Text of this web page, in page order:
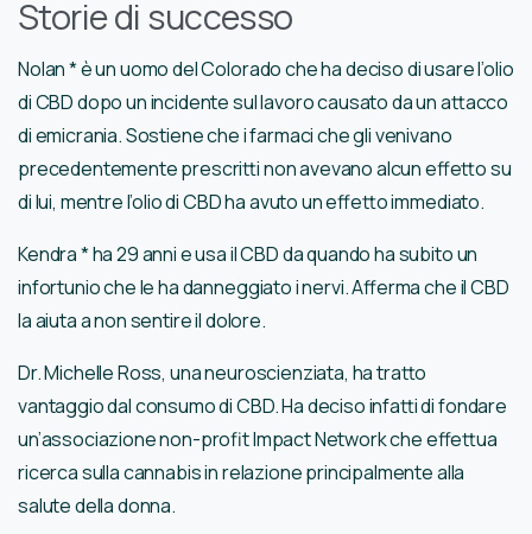
Storie di successo
Nolan * è un uomo del Colorado che ha deciso di usare l’olio
di CBD dopo un incidente sul lavoro causato da un attacco
di emicrania. Sostiene che i farmaci che gli venivano
precedentemente prescritti non avevano alcun effetto su
di lui, mentre l’olio di CBD ha avuto un effetto immediato.
Kendra * ha 29 anni e usa il CBD da quando ha subito un
infortunio che le ha danneggiato i nervi. Afferma che il CBD
la aiuta a non sentire il dolore.
Dr. Michelle Ross, una neuroscienziata, ha tratto
vantaggio dal consumo di CBD. Ha deciso infatti di fondare
un’associazione non-profit Impact Network che effettua
ricerca sulla cannabis in relazione principalmente alla
salute della donna.